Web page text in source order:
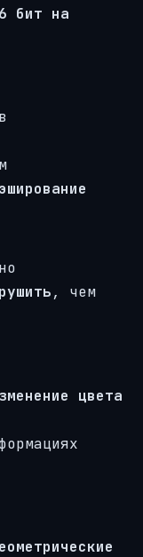
бит на
, чем
цвета